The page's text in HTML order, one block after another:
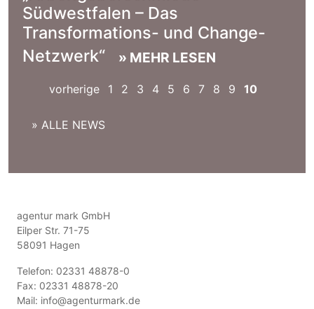
Südwestfalen – Das
Transformations- und Change-
Netzwerk“
» MEHR LESEN
vorherige 1 2 3 4 5 6 7 8 9 10
» ALLE NEWS
agentur mark GmbH
Eilper Str. 71-75
58091 Hagen
Telefon: 02331 48878-0
Fax: 02331 48878-20
Mail: info@agenturmark.de